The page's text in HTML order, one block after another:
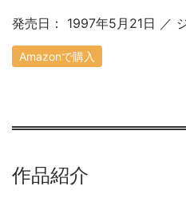
発売日： 1997年5月21日 ／
Amazonで購入
作品紹介